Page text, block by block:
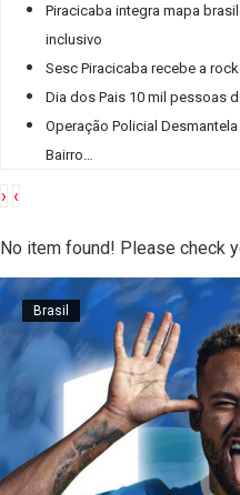
Piracicaba integra mapa
inclusivo
Sesc Piracicaba recebe a
Dia dos Pais 10 mil pessoas
Operação Policial
Bairro
› ‹
No item found! Please check
Brasil